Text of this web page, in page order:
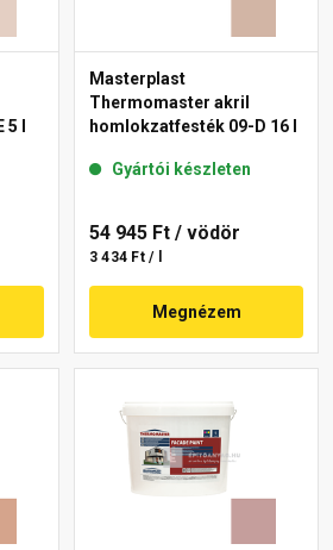
l
Masterplast
Thermomaster akril
homlokzatfesték 09-D 16 l
Gyártói készleten
54 945 Ft / vödör
3 434 Ft / l
Megnézem